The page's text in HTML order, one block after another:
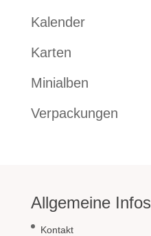
Kalender
Karten
Minialben
Verpackungen
Allgemeine Infos
Kontakt